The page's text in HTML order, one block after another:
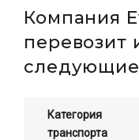
Компания
перевозит
Категория
транспорта